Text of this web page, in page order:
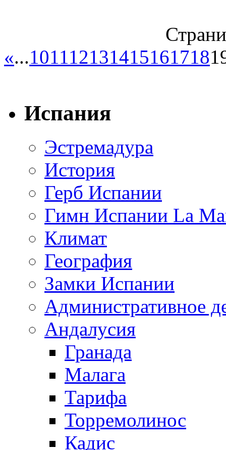
«...1011 12131415161718
Испания
Эстремадура
История
Герб Испании
Гимн Испании La
Климат
География
Замки Испании
Административное
Андалусия
Гранада
Малага
Тарифа
Торремолинос
Кадис